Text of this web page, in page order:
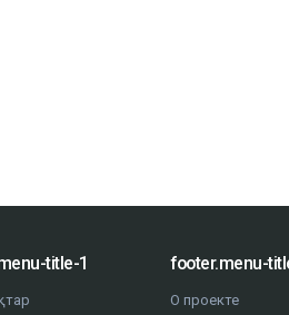
title-1 footer.menu-
О проекте